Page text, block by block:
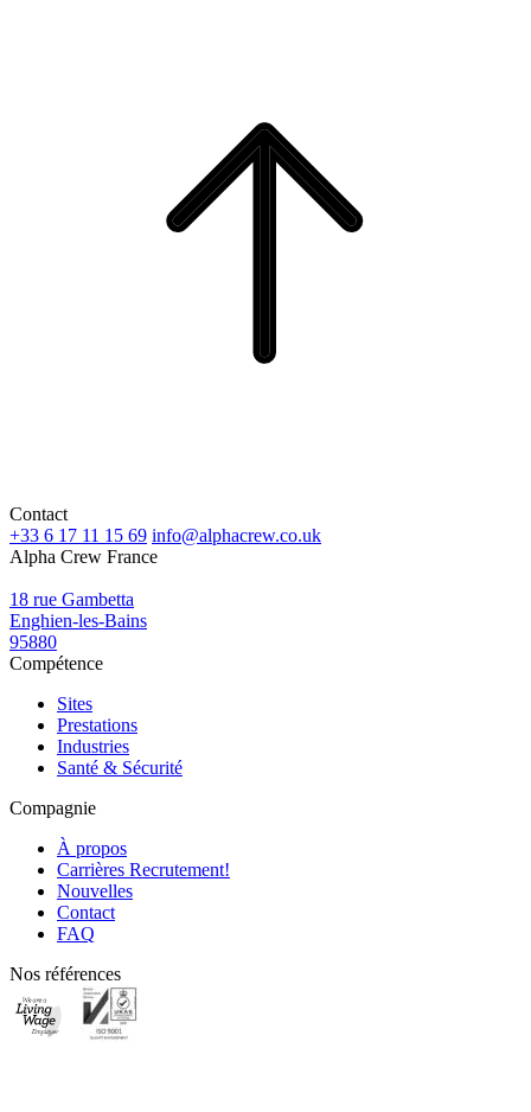
Contact
+33 6 17 11 15 69 info@alphacrew.co.uk
Alpha Crew France
18 rue Gambetta
Enghien-les-Bains
95880
Compétence
Sites
Prestations
Industries
Santé & Sécurité
Compagnie
À propos
Carrières Recrutement!
Nouvelles
Contact
FAQ
Nos références